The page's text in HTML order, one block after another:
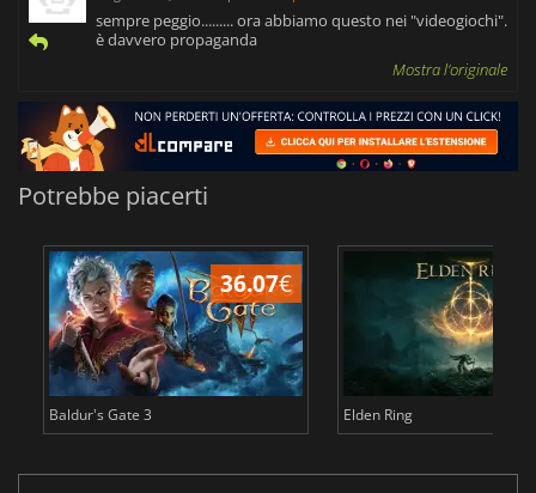
sempre peggio......... ora abbiamo questo nei "videogiochi".
è davvero propaganda
Mostra l'originale
Potrebbe piacerti
36.07€
Baldur's Gate 3 Elden Ring